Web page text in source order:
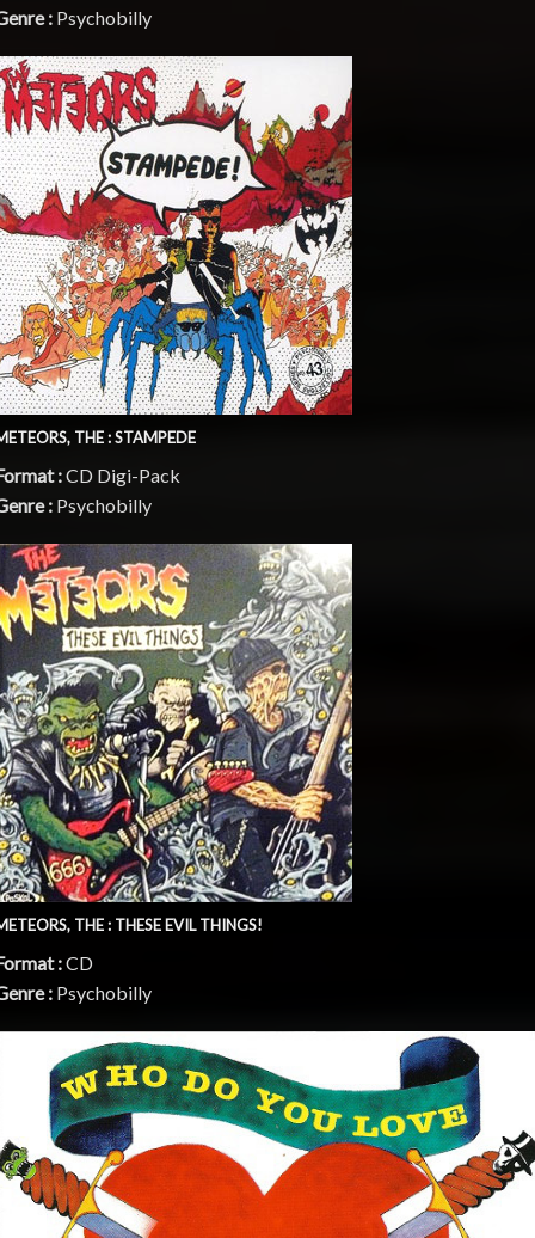
: Psychobilly
THE : STAMPEDE
:CD Digi-Pack
: Psychobilly
THE : THESE EVIL THINGS!
:CD
: Psychobilly